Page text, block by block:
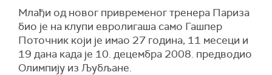
Млађи од новог привременог тренера Париза
био је на клупи евролигаша само Гашпер
Поточник који је имао 27 година, 11 месеци и
19 дана када је 10. децембра 2008. предводио
Олимпију из Љубљане.